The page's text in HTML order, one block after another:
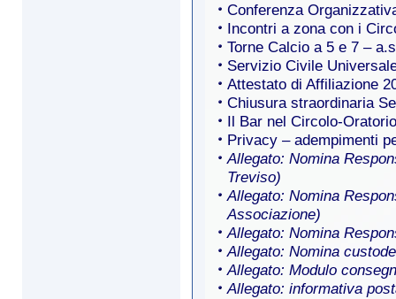
Conferenza
Incontri a zona con i
Torne Calcio a 5 e 7 –
Servizio Civile
Attestato di Affiliazione
Chiusura straordinaria
Il Bar nel Circolo-Oratorio
Privacy – adempimenti
Allegato: Nomina
Treviso)
Allegato: Nomina
Associazione)
Allegato: Nomina
Allegato: Nomina
Allegato: Modulo
Allegato: informativa